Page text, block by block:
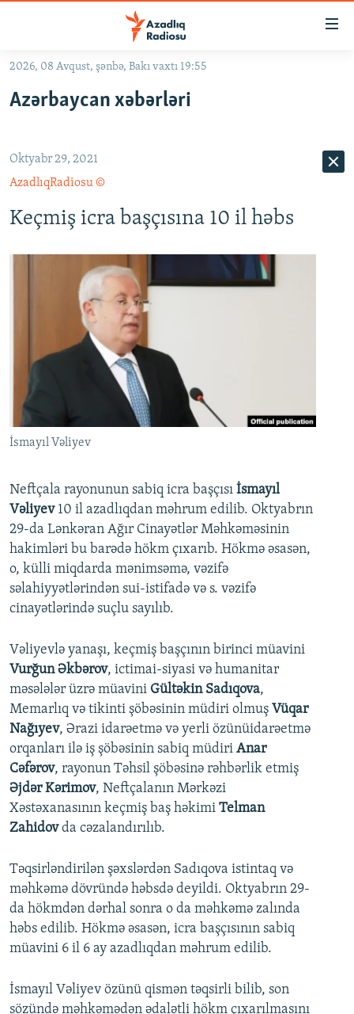
Əsas
qayıt
qayıt
Axtarışa
#ƏSLINDƏ
QANUNI DOĞRU
ARAŞDIRMA
MULTIMEDIA
FOTOQALEREYA
İNFOQRAFIKA
KARIKATURA
RADIO ARXIV
AZƏRBAYCAN ƏDƏBIYYATI KITABXANASI
İSLAM VƏ DEMOKRATIYA
İZ - MƏDƏNIYYƏT PROQRAMI
HAQQIMIZDA
MISSIYAMIZ
PEŞƏ ETIKASI VƏ JURNALISTIKA STANDARTLARIMIZ
MATERIALLARIMIZDAN ISTIFADƏ
BIZIMLƏ ƏLAQƏ
XƏBƏR BÜLLETENLƏRIMIZ
BIZI IZLƏ
2026, 08 Avqust, şənbə, Bakı vaxtı 19:55
Azərbaycan xəbərləri
Oktyabr 29, 2021
AzadlıqRadiosu ©
Keçmiş icra başçısına 10 il həbs
İsmayıl Vəliyev
Neftçala rayonunun sabiq icra başçısı İsmayıl
Vəliyev10 il azadlıqdan məhrum edilib. Oktyabrın
29-da Lənkəran Ağır Cinayətlər Məhkəməsinin
hakimləri bu barədə hökm çıxarıb. Hökmə əsasən,
o, külli miqdarda mənimsəmə, vəzifə
səlahiyyətlərindən sui-istifadə və s. vəzifə
cinayətlərində suçlu sayılıb.
Vəliyevlə yanaşı, keçmiş başçının birinci müavini
Vurğun Əkbərov, ictimai-siyasi və humanitar
məsələlər üzrə müavini Gültəkin Sadıqova,
Memarlıq və tikinti şöbəsinin müdiri olmuş Vüqar
Nağıyev, Ərazi idarəetmə və yerli özünüidarəetmə
orqanları ilə iş şöbəsinin sabiq müdiri Anar
Cəfərov, rayonun Təhsil şöbəsinə rəhbərlik etmiş
Əjdər Kərimov, Neftçalanın Mərkəzi
Xəstəxanasının keçmiş baş həkimi Telman
Zahidovda cəzalandırılıb.
Təqsirləndirilən şəxslərdən Sadıqova istintaq və
məhkəmə dövründə həbsdə deyildi. Oktyabrın 29-
da hökmdən dərhal sonra o da məhkəmə zalında
həbs edilib. Hökmə əsasən, icra başçısının sabiq
müavini 6 il 6 ay azadlıqdan məhrum edilib.
İsmayıl Vəliyev özünü qismən təqsirli bilib, son
sözündə məhkəmədən ədalətli hökm çıxarılmasını